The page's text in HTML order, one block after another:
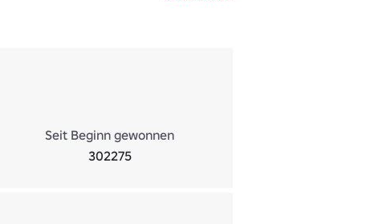
Seit Beginn gewonnen
302275